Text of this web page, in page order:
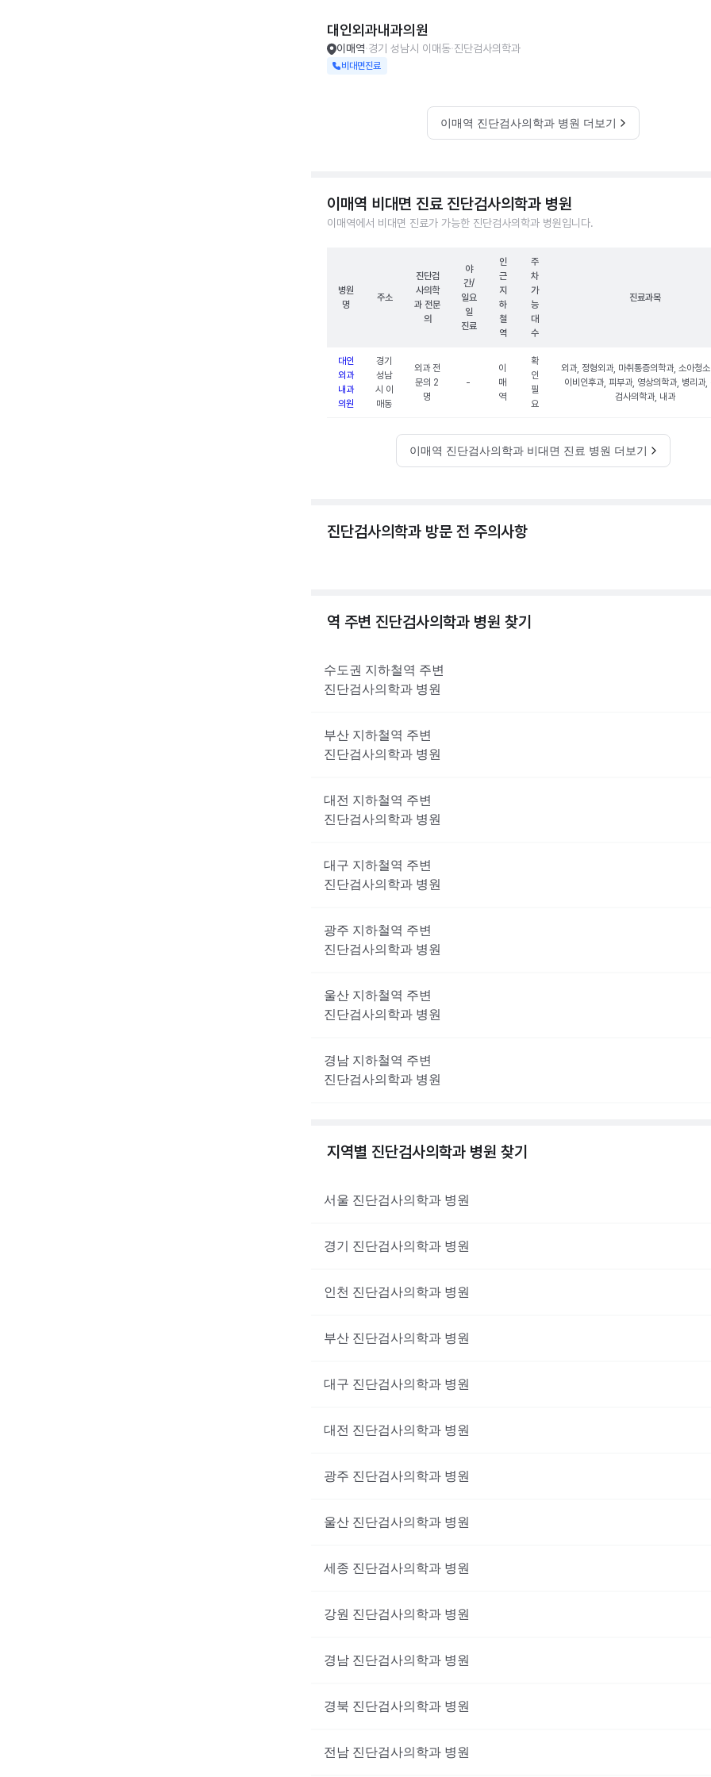
대인외과내과의원
이매역 경기 성남시 이매동 진단검사의학과
비대면진료
이매역 진단검사의학과 병원 더보기
이매역 비대면 진료 진단검사의학과 병원
이매역에서 비대면 진료가 가능한 진단검사의학과 병원입니다.
병원
명
주소
진단검
사의학
과 전문
의
야
간/
일요
일
진료
인
근
지
하
철
역
주
차
가
능
대
수
진료과목
대인
외과
내과
의원
경기
성남
시 이
매동
외과 전
문의 2
명
-
이
매
역
확
인
필
요
외과, 정형외과, 마취통증의학과, 소아청소
이비인후과, 피부과, 영상의학과, 병리과,
검사의학과, 내과
이매역 진단검사의학과 비대면 진료 병원 더보기
진단검사의학과 방문 전 주의사항
역 주변 진단검사의학과 병원 찾기
수도권 지하철역 주변
진단검사의학과 병원
부산 지하철역 주변
진단검사의학과 병원
대전 지하철역 주변
진단검사의학과 병원
대구 지하철역 주변
진단검사의학과 병원
광주 지하철역 주변
진단검사의학과 병원
울산 지하철역 주변
진단검사의학과 병원
경남 지하철역 주변
진단검사의학과 병원
지역별 진단검사의학과 병원 찾기
서울 진단검사의학과 병원
경기 진단검사의학과 병원
인천 진단검사의학과 병원
부산 진단검사의학과 병원
대구 진단검사의학과 병원
대전 진단검사의학과 병원
광주 진단검사의학과 병원
울산 진단검사의학과 병원
세종 진단검사의학과 병원
강원 진단검사의학과 병원
경남 진단검사의학과 병원
경북 진단검사의학과 병원
전남 진단검사의학과 병원